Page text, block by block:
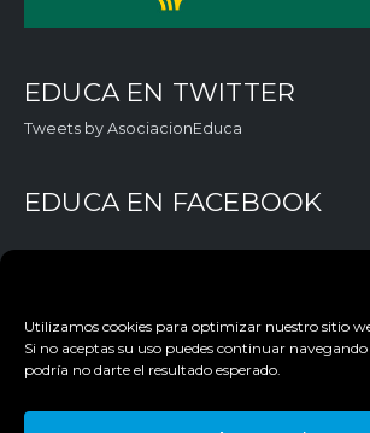
Utilizamos cookies para optimizar nuestro sitio
Si no aceptas su uso puedes continuar
podría no darte el resultado esperado.
EDUCA EN TWITTER
Tweets by AsociacionEduca
EDUCA EN FACEBOOK